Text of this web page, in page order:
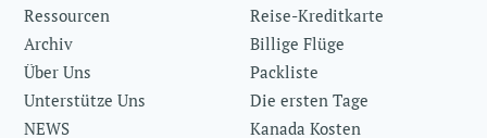
Ressourcen
Archiv
Über Uns
Unterstütze Uns
NEWS
Reise-Kreditkarte
Billige Flüge
Packliste
Die ersten Tage
Kanada Kosten